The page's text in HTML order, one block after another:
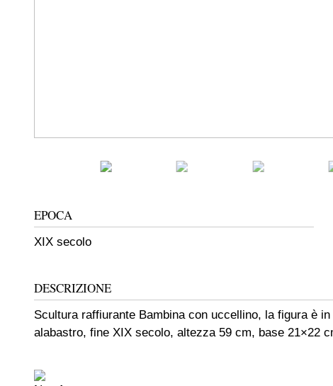
EPOCA
XIX secolo
DESCRIZIONE
Scultura raffiurante Bambina con uccellino, la figura è
alabastro, fine XIX secolo, altezza 59 cm, base 21×22